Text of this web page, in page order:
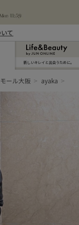
て
新しいキレイと出合うために。
ール大阪 ayaka